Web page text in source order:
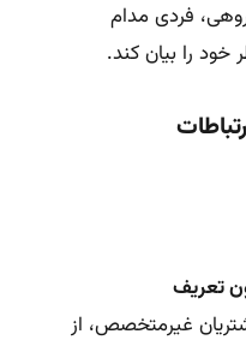
فردی مدام
را بیان کند.
تعریف
غیرمتخصص، از